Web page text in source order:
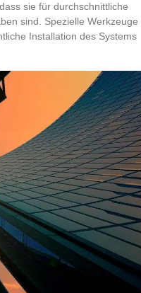
sie für durchschnittliche
sind. Spezielle Werkzeuge
Installation des Systems